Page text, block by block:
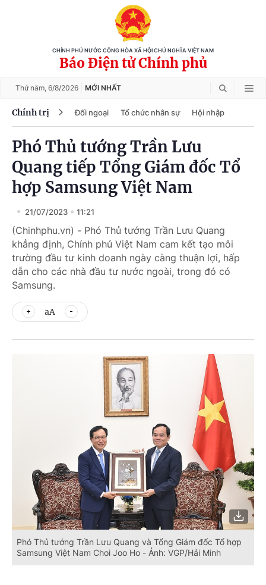
CHÍNH PHỦ NƯỚC CỘNG HÒA XÃ HỘI CHỦ NGHĨA VIỆT NAM
Báo Điện tử Chính phủ
Thứ năm, 6/8/2026 MỚI NHẤT
Chính trị Đối ngoại Tổ chức nhân sự Hội nhập
Phó Thủ tướng Trần Lưu
Quang tiếp Tổng Giám đốc Tổ
hợp Samsung Việt Nam
21/07/2023 11:21
(Chinhphu.vn) - Phó Thủ tướng Trần Lưu Quang
khẳng định, Chính phủ Việt Nam cam kết tạo môi
trường đầu tư kinh doanh ngày càng thuận lợi, hấp
dẫn cho các nhà đầu tư nước ngoài, trong đó có
Samsung.
aA
Phó Thủ tướng Trần Lưu Quang và Tổng Giám đốc Tổ hợp
Samsung Việt Nam Choi Joo Ho - Ảnh: VGP/Hải Minh